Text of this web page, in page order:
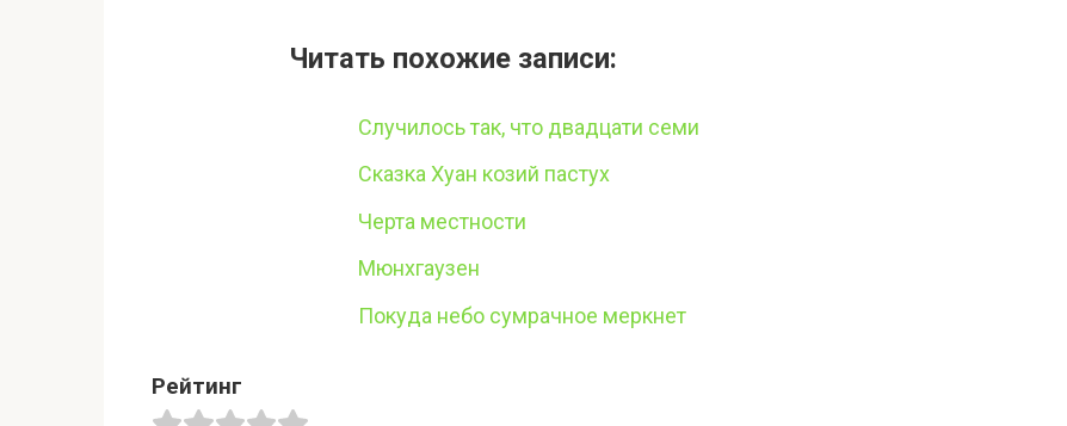
Читать похожие записи:
Случилось так, что двадцати семи
Сказка Хуан козий пастух
Черта местности
Мюнхгаузен
Покуда небо сумрачное меркнет
Рейтинг